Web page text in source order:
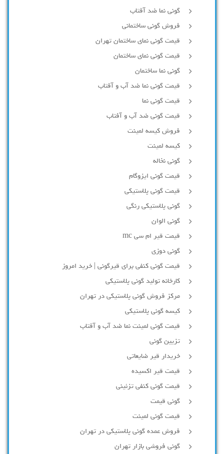
گونی نما ضد آفتاب
فروش گونی ساختمانی
قیمت گونی نمای ساختمان تهران
قیمت گونی نمای ساختمان
گونی نما ساختمان
قیمت گونی نما ضد آب و آفتاب
قیمت گونی نما
قیمت گونی ضد آب و آفتاب
فروش کیسه لمینت
کیسه لمینت
گونی نخاله
قیمت گونی ایزوگام
قیمت گونی پلاستیکی
گونی پلاستیکی رنگی
گونی الوان
قیمت قیر ام سی mc
گونی دوزی
قیمت گونی کنفی برای قیرگونی | خرید امروز
کارخانه تولید گونی پلاستیکی
مرکز فروش گونی پلاستیکی در تهران
کیسه گونی پلاستیکی
قیمت گونی لمینت نما ضد آب و آفتاب
تزیین گونی
خریدار قیر ضایعاتی
قیمت قیر اکسیده
قیمت گونی کنفی تزئینی
گونی قیمت
قیمت گونی لمینت
فروش عمده گونی پلاستیکی در تهران
گونی فروشی بازار تهران